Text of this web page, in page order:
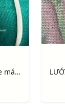
Lưới chắn gió che mát sân thể thao pickleball, tennis...